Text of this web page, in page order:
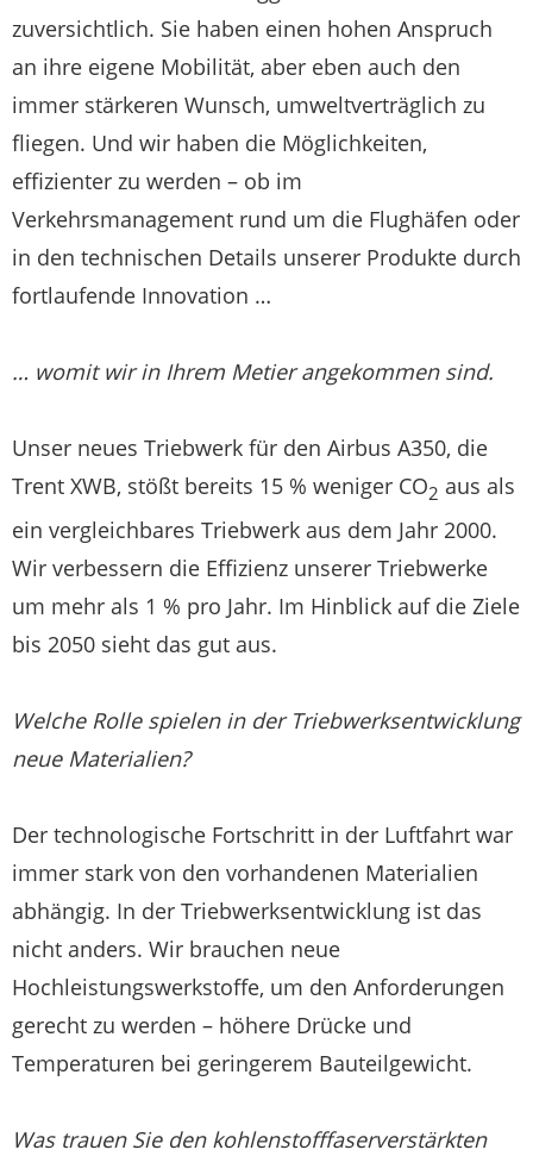
zuversichtlich. Sie haben einen hohen Anspruch
an ihre eigene Mobilität, aber eben auch den
immer stärkeren Wunsch, umweltverträglich zu
fliegen. Und wir haben die Möglichkeiten,
effizienter zu werden – ob im
Verkehrsmanagement rund um die Flughäfen oder
in den technischen Details unserer Produkte durch
fortlaufende Innovation …
… womit wir in Ihrem Metier angekommen sind.
Unser neues Triebwerk für den Airbus A350, die
Trent XWB, stößt bereits 15 % weniger CO2 aus als
ein vergleichbares Triebwerk aus dem Jahr 2000.
Wir verbessern die Effizienz unserer Triebwerke
um mehr als 1 % pro Jahr. Im Hinblick auf die Ziele
bis 2050 sieht das gut aus.
Welche Rolle spielen in der Triebwerksentwicklung
neue Materialien?
Der technologische Fortschritt in der Luftfahrt war
immer stark von den vorhandenen Materialien
abhängig. In der Triebwerksentwicklung ist das
nicht anders. Wir brauchen neue
Hochleistungswerkstoffe, um den Anforderungen
gerecht zu werden – höhere Drücke und
Temperaturen bei geringerem Bauteilgewicht.
Was trauen Sie den kohlenstofffaserverstärkten